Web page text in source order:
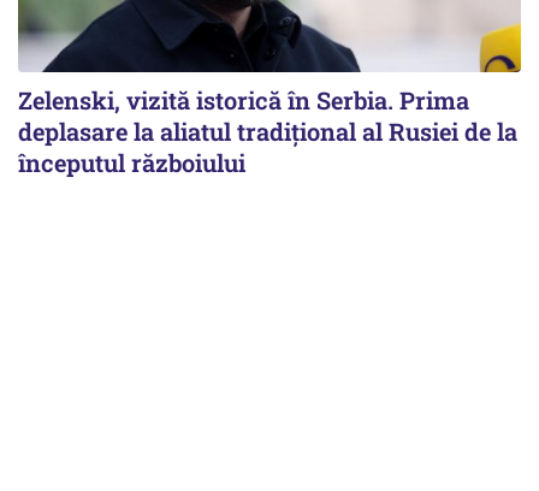
Zelenski, vizită istorică în Serbia. Prima
deplasare la aliatul tradițional al Rusiei de la
începutul războiului